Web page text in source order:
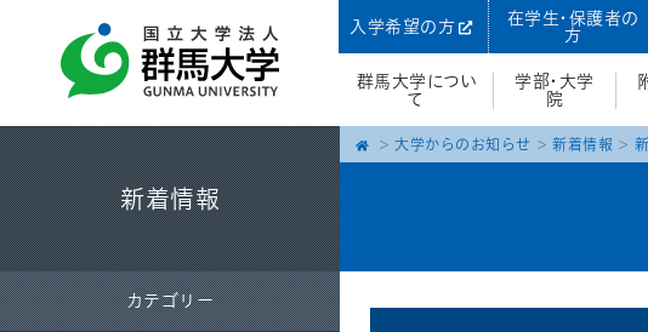
入学希望の方
在学生・保護者の
方
群馬大学につい
て
学部・大学
院
新着情報
カテゴリー
大学からのお知らせ 新着情報